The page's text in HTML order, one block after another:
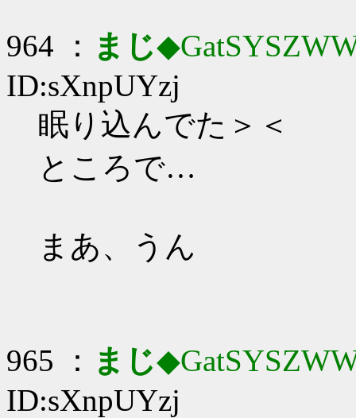
964 ： まじ
ID:sXnpUYzj
眠り込んでた＞＜
ところで…
まあ、うん
965 ： まじ
ID:sXnpUYzj